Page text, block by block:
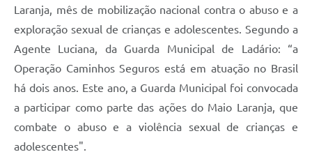
Laranja, mês de mobilização nacional contra o abuso e a
exploração sexual de crianças e adolescentes. Segundo a
Agente Luciana, da Guarda Municipal de Ladário: “a
Operação Caminhos Seguros está em atuação no Brasil
há dois anos. Este ano, a Guarda Municipal foi convocada
a participar como parte das ações do Maio Laranja, que
combate o abuso e a violência sexual de crianças e
adolescentes".